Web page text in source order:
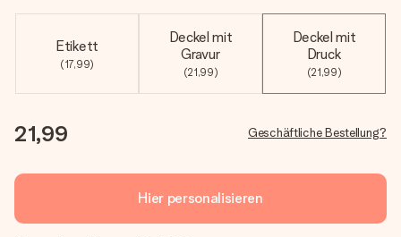
Etikett
(17,99)
Deckel mit
Gravur
(21,99)
Deckel mit
Druck
(21,99)
21,99 Geschäftliche Bestellung?
Hier personalisieren